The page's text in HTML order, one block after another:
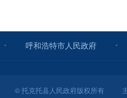
呼和浩特市人民政府
© 托克托县人民政府版权所有 主